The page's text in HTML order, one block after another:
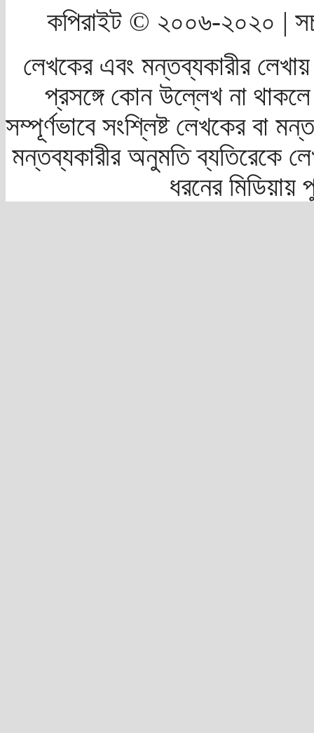
কপিরাইট © ২০০৬-২০২০ |
লেখকের এবং মন্তব্যকারীর
প্রসঙ্গে কোন উল্লেখ না
সম্পূর্ণভাবে সংশ্লিষ্ট লেখকের বা
মন্তব্যকারীর অনুমতি ব্যতিরেকে
ধরনের মিডিয়ায়